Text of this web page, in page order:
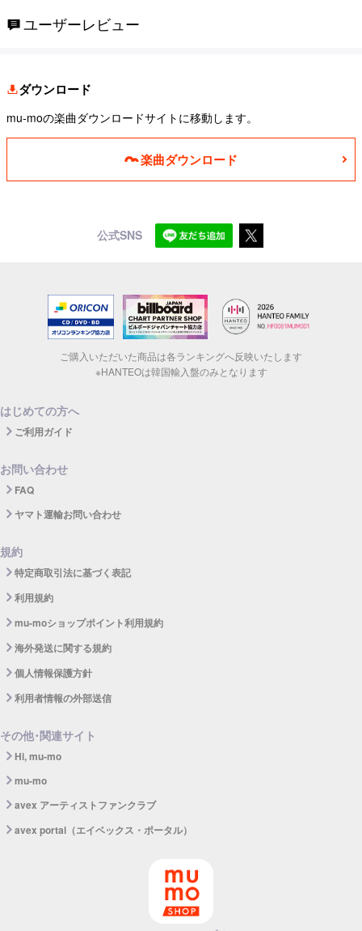
ユーザーレビュー
ダウンロード
mu-moの楽曲ダウンロードサイトに移動します。
楽曲ダウンロード
公式SNS
ご購入いただいた商品は各ランキングへ反映いたします
※HANTEOは韓国輸入盤のみとなります
はじめての方へ
ご利用ガイド
お問い合わせ
FAQ
ヤマト運輸お問い合わせ
規約
特定商取引法に基づく表記
利用規約
mu-moショップポイント利用規約
海外発送に関する規約
個人情報保護方針
利用者情報の外部送信
その他･関連サイト
Hi, mu-mo
mu-mo
avex アーティストファンクラブ
avex portal（エイベックス・ポータル）